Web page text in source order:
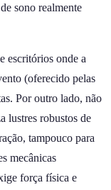
sono realmente
escritórios onde a
(oferecido pelas
Por outro lado, não
lustres robustos de
tampouco para
mecânicas
força física e